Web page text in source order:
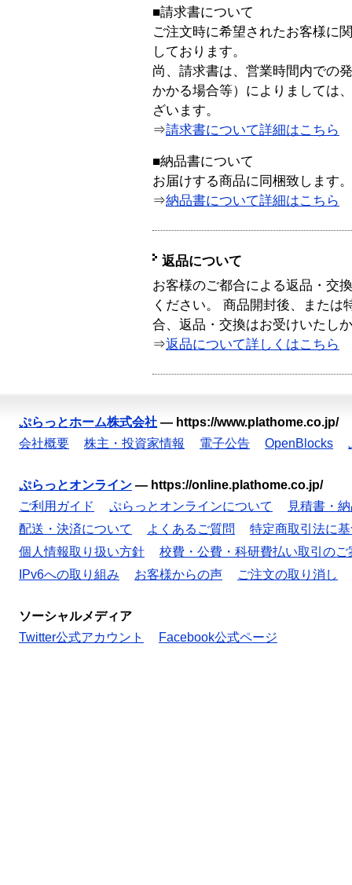
■請求書について
ご注文時に希望されたお客様に
しております。
尚、請求書は、営業時間内での
かかる場合等）によりましては
ざいます。
⇒請求書について詳細はこちら
■納品書について
お届けする商品に同梱致します。
⇒納品書について詳細はこちら
返品について
お客様のご都合による返品・交
ください。 商品開封後、または
合、返品・交換はお受けいたし
⇒返品について詳しくはこちら
ぷらっとホーム株式会社 — https://www.plathome.co.jp/
会社概要
株主・投資家情報 電子公告 OpenBlocks
ぷらっとオンライン — https://online.plathome.co.jp/
ご利用ガイド
ぷらっとオンラインについて
見積書・
配送・決済について
よくあるご質問
特定商取引法に
個人情報取り扱い方針
校費・公費・科研費払い取引のご
IPv6への取り組み
お客様からの声 ご注文の取り消し
ソーシャルメディア
Twitter公式アカウント
Facebook公式ページ